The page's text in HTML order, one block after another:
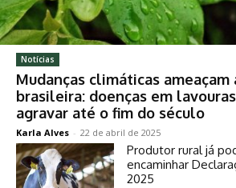
Notícias
Mudanças climáticas
brasileira: doenças em
agravar até o fim do século
Karla Alves - 22 de abril de 2025
Produtor rural já
encaminhar
2025